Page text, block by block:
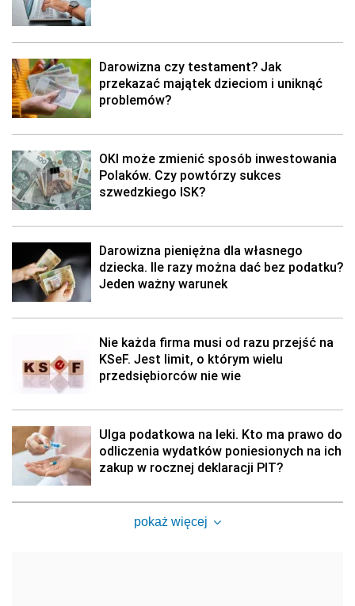
Darowizna czy testament? Jak
przekazać majątek dzieciom i uniknąć
problemów?
OKI może zmienić sposób inwestowania
Polaków. Czy powtórzy sukces
szwedzkiego ISK?
Darowizna pieniężna dla własnego
dziecka. Ile razy można dać bez podatku?
Jeden ważny warunek
Nie każda firma musi od razu przejść na
KSeF. Jest limit, o którym wielu
przedsiębiorców nie wie
Ulga podatkowa na leki. Kto ma prawo do
odliczenia wydatków poniesionych na ich
zakup w rocznej deklaracji PIT?
pokaż więcej